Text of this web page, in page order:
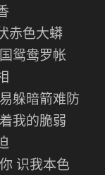
赤色大蟒
鸳鸯罗帐
躲暗箭难防
我的脆弱
识我本色